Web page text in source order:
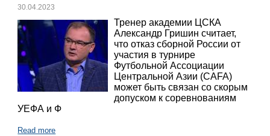
30.04.2023
Тренер академии ЦСКА
Александр Гришин считает,
что отказ сборной России от
участия в турнире
Футбольной Ассоциации
Центральной Азии (CAFA)
может быть связан со скорым
допуском к соревнованиям
УЕФА и Ф
Read more